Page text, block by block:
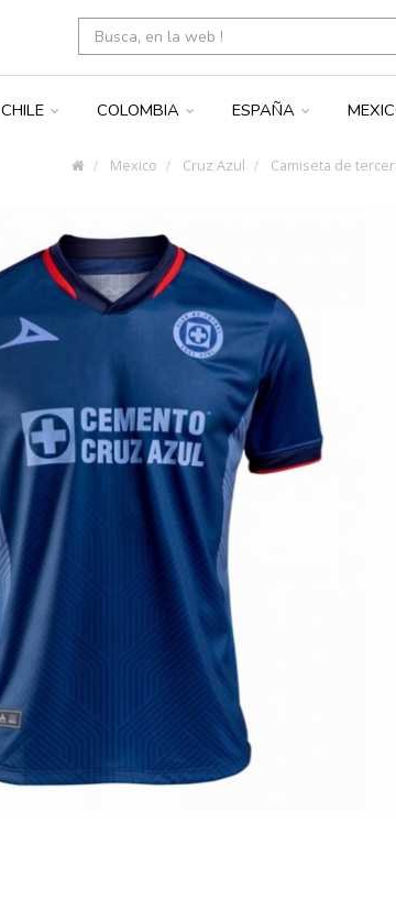
CHILE COLOMBIA ESPAÑA
Mexico Cruz Azul Camiseta de